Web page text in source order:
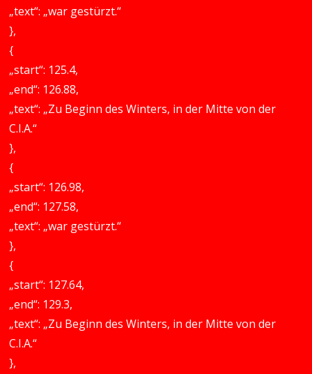
„text“: „war gestürzt.“
},
{
„start“: 125.4,
„end“: 126.88,
„text“: „Zu Beginn des Winters, in der Mitte von der
C.I.A.“
},
{
„start“: 126.98,
„end“: 127.58,
„text“: „war gestürzt.“
},
{
„start“: 127.64,
„end“: 129.3,
„text“: „Zu Beginn des Winters, in der Mitte von der
C.I.A.“
},